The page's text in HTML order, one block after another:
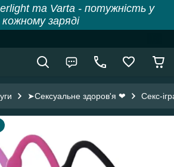
та Varta - потужність у
кожному заряді
➤Сексуальне здоров'я ❤ Секс-